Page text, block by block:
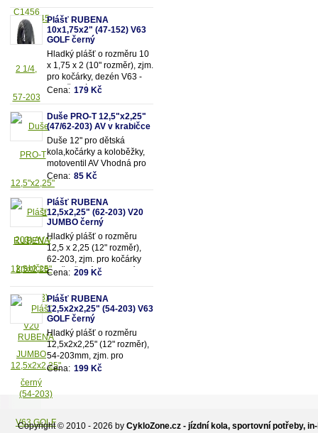
Plášť RUBENA
10x1,75x2" (47-152) V63
GOLF černý
Hladký plášť o rozměru 10
x 1,75 x 2 (10" rozměr), zjm.
pro kočárky, dezén V63 -
Golf, černý.
Cena: 179 Kč
Duše PRO-T 12,5"x2,25"
(47/62-203) AV v krabičce
Duše 12" pro dětská
kola,kočárky a koloběžky,
motoventil AV Vhodná pro
rozměry pláště 12,5"x2,25"
(resp.47/62-203mm)
Cena: 85 Kč
Plášť RUBENA
12,5x2,25" (62-203) V20
JUMBO černý
Hladký plášť o rozměru
12,5 x 2,25 (12" rozměr),
62-203, zjm. pro kočárky
popř. dětská kola, dezén
Cena: 209 Kč
Plášť RUBENA
12,5x2x2,25" (54-203) V63
GOLF černý
Hladký plášť o rozměru
12,5x2x2,25" (12" rozměr),
54-203mm, zjm. pro
kočárky popř. dětská kola,
černý.Vhodné na kočárek
JANE,zadní kola.
Cena: 199 Kč
Copyright © 2010 - 2026 by CykloZone.cz - jízdní kola, sportovní potřeby,